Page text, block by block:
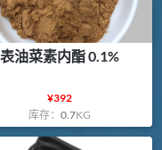
表油菜素内酯 0.1%
¥392
库存：0.7KG